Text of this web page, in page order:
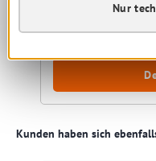
Produktgalerie
Kunden haben sich
Nur